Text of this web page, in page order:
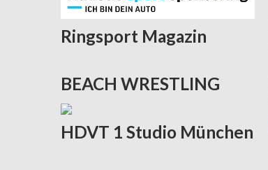
Ringsport Magazin
BEACH WRESTLING
HDVT 1 Studio München